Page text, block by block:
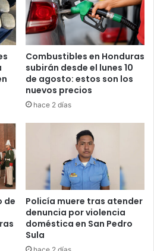
posibles
un llamado a los demás
en el Congreso Nacional.
se oponen a la designación
Combustibles en Honduras
subirán desde el lunes 10
de agosto: estos son los
nuevos precios
hace 2 días
de
Policía muere tras atender
denuncia por violencia
doméstica en San Pedro
Sula